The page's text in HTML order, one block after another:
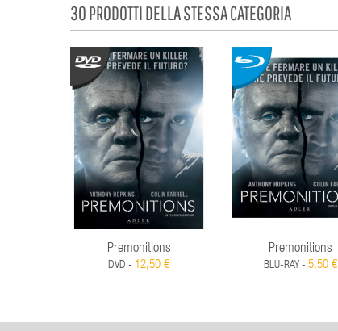
30 PRODOTTI DELLA STESSA CATEGORIA
Premonitions
DVD - 12,50 €
Premonitions
BLU-RAY - 5,50 €